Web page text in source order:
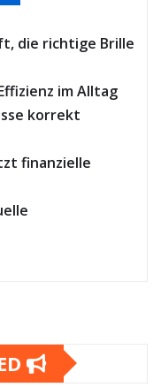
die richtige Brille
im Alltag
korrekt
finanzielle